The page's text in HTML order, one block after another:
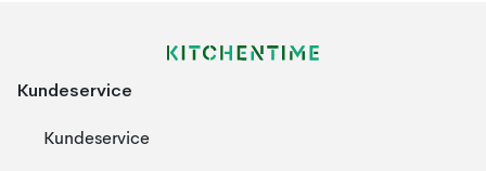
Kundeservice
Kundeservice